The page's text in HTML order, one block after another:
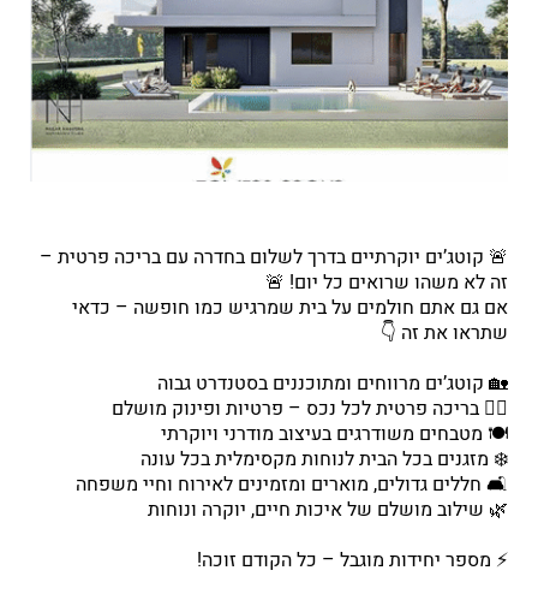
🚨 קוטג’ים יוקרתיים בדרך לשלום בחדרה עם בריכה פרטית –
זה לא משהו שרואים כל יום! 🚨
אם גם אתם חולמים על בית שמרגיש כמו חופשה – כדאי
שתראו את זה 👇
🏡 קוטג’ים מרווחים ומתוכננים בסטנדרט גבוה
🏊‍♂️ בריכה פרטית לכל נכס – פרטיות ופינוק מושלם
🍽️ מטבחים משודרגים בעיצוב מודרני ויוקרתי
❄️ מזגנים בכל הבית לנוחות מקסימלית בכל עונה
🛋️ חללים גדולים, מוארים ומזמינים לאירוח וחיי משפחה
🌿 שילוב מושלם של איכות חיים, יוקרה ונוחות
⚡ מספר יחידות מוגבל – כל הקודם זוכה!